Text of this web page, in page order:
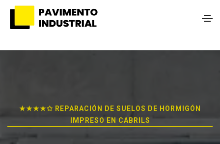
★★★★✩ REPARACIÓN DE SUELOS DE HORMIGÓN
IMPRESO EN CABRILS